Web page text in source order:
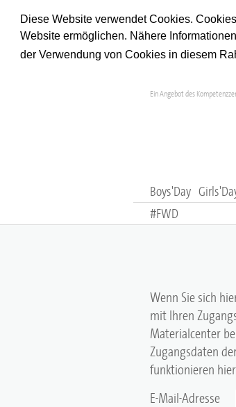
Diese Website verwendet Cookies.
Website ermöglichen. Nähere
der Verwendung von Cookies in diesem
Ein Angebot des
Boys'Day
#FWD
Wenn Sie sich
mit Ihren
Materialcenter
Zugangsdaten
funktionieren
E-Mail-Adresse